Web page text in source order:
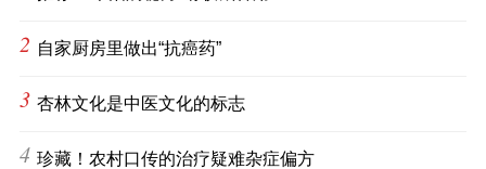
2 自家厨房里做出“抗癌药”
3 杏林文化是中医文化的标志
4 珍藏！农村口传的治疗疑难杂症偏方